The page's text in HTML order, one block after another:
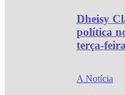
Dheisy
política
terça-
A Notícia